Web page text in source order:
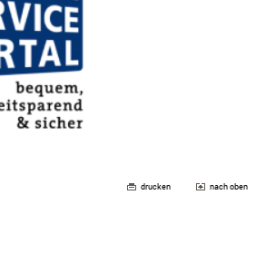
drucken nach oben